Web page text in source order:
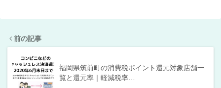
前の記事
福岡県筑前町の消費税ポイント還元対象店舗一
覧と還元率｜軽減税率…